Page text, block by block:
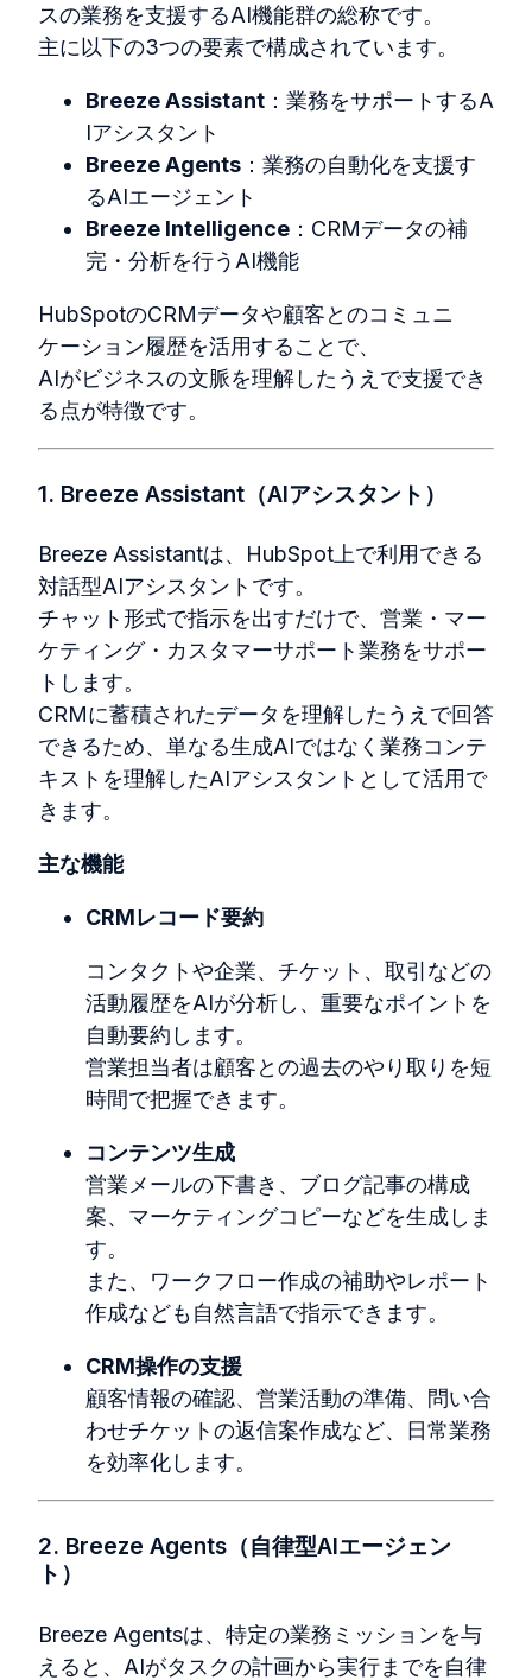
スの業務を支援するAI機能群の総称です。
主に以下の3つの要素で構成されています。
Breeze Assistant ：業務をサポートするA
Iアシスタント
Breeze Agents ：業務の自動化を支援す
るAIエージェント
Breeze Intelligence ：CRMデータの補
完・分析を行うAI機能
HubSpotのCRMデータや顧客とのコミュニ
ケーション履歴を活用することで、
AIがビジネスの文脈を理解したうえで支援でき
る点が特徴です。
1. Breeze Assistant（AIアシスタント）
Breeze Assistantは、 HubSpot上で利用できる
対話型AIアシスタントです。
チャット形式で指示を出すだけで、営業・マー
ケティング・カスタマーサポート業務をサポー
トします。
CRMに蓄積されたデータを理解したうえで回答
できるため、単なる生成AIではなく業務コンテ
キストを理解したAIアシスタントとして活用で
きます。
主な機能
CRMレコード要約
コンタクトや企業、チケット、取引などの
活動履歴をAIが分析し、重要なポイントを
自動要約します。
営業担当者は顧客との過去のやり取りを短
時間で把握できます。
コンテンツ生成
営業メールの下書き、ブログ記事の構成
案、マーケティングコピーなどを生成しま
す。
また、ワークフロー作成の補助やレポート
作成なども自然言語で指示できます。
CRM操作の支援
顧客情報の確認、営業活動の準備、問い合
わせチケットの返信案作成など、日常業務
を効率化します。
2. Breeze Agents（自律型AIエージェン
ト）
Breeze Agentsは、特定の業務ミッションを与
えると、AIがタスクの計画から実行までを自律